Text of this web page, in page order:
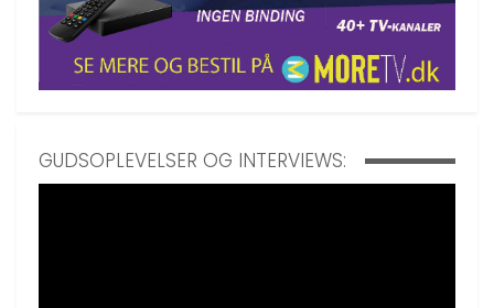
GUDSOPLEVELSER OG INTERVIEWS: